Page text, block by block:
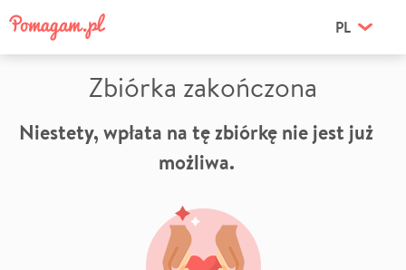
PL
Zbiórka zakończona
Niestety, wpłata na tę zbiórkę nie jest już
możliwa.